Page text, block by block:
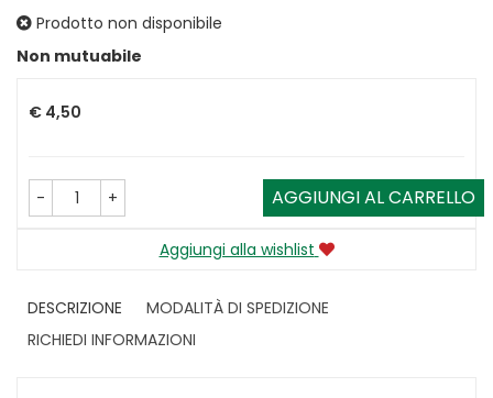
Prodotto non disponibile
Non mutuabile
Prezzo
€ 4,50
- + AGGIUNGI AL CARRELLO
Aggiungi alla wishlist
DESCRIZIONE
MODALITÀ DI SPEDIZIONE
RICHIEDI INFORMAZIONI